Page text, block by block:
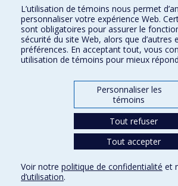
Plan du site
Signaler une erreur
Accessibilité
FACULTÉ DES ARTS ET DES SCIENCES
Nos départements et écoles
Conditions d’utilisation
L’utilisation de témoins nous permet
personnaliser votre expérience Web.
sont obligatoires pour assurer le
sécurité du site Web, alors que d’autres
préférences. En acceptant tout, vous
utilisation de témoins pour mieux
Personnaliser les
témoins
Tout refuser
Tout accepter
Voir notre politique de confidentialité et
d’utilisation.